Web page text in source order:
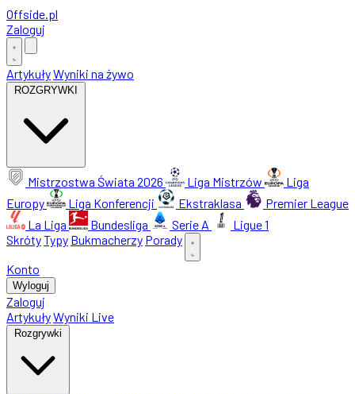
Offside.pl
Zaloguj
ArtykułyWyniki na żywo
ROZGRYWKI
Mistrzostwa Świata 2026 Liga Mistrzów
Liga
Europy
Liga Konferencji Ekstraklasa
Premier League
La Liga
Bundesliga Serie A
Ligue 1
SkrótyTypy Bukmacherzy Porady
Konto
Wyloguj
Zaloguj
ArtykułyWyniki Live
Rozgrywki